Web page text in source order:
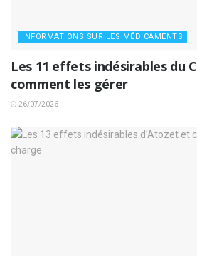
INFORMATIONS SUR LES MÉDICAMENTS
Les 11 effets indésirables du
comment les gérer
26/07/2026